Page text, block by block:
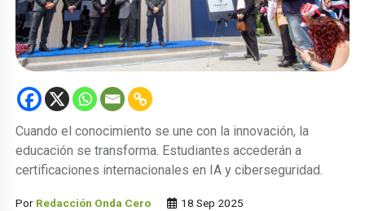
Cuando el conocimiento se une con la innovación, la
educación se transforma. Estudiantes accederán a
certificaciones internacionales en IA y ciberseguridad.
Por Redacción Onda Cero 18 Sep 2025